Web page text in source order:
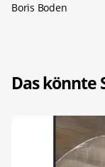
Boris Boden
Das könnte